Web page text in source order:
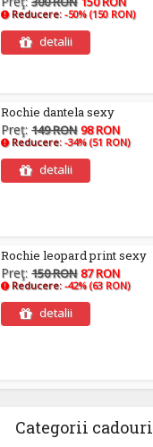
Reducere:-50% (150 RON)
detalii
Rochie dantela sexy
Preţ:149 RON 98 RON
Reducere:-34% (51 RON)
detalii
Rochie leopard print sexy
Preţ:150 RON 87 RON
Reducere:-42% (63 RON)
detalii
Categorii cadouri